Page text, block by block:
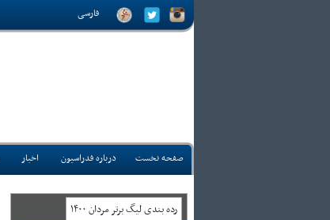
فارسی
صفحه نخست درباره فدراسیون اخبار
رده بندی ليگ برتر مردان ۱۴۰۰